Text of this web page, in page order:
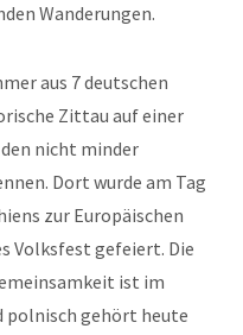
Wanderungen.
aus 7 deutschen
Zittau auf einer
nicht minder
Dort wurde am Tag
zur Europäischen
Volksfest gefeiert. Die
ist im
polnisch gehört heute